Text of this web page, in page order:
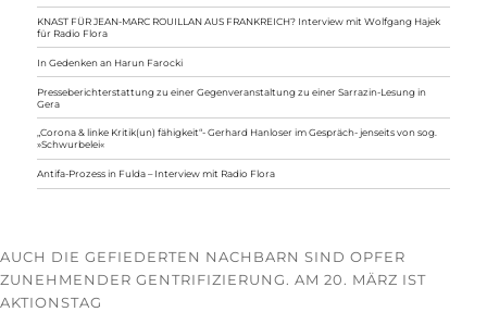
KNAST FÜR JEAN-MARC ROUILLAN AUS FRANKREICH? Interview mit Wolfgang Hajek
für Radio Flora
In Gedenken an Harun Farocki
Presseberichterstattung zu einer Gegenveranstaltung zu einer Sarrazin-Lesung in
Gera
„Corona & linke Kritik(un) fähigkeit“- Gerhard Hanloser im Gespräch- jenseits von sog.
»Schwurbelei«
Antifa-Prozess in Fulda – Interview mit Radio Flora
AUCH DIE GEFIEDERTEN NACHBARN SIND OPFER
ZUNEHMENDER GENTRIFIZIERUNG. AM 20. MÄRZ IST
AKTIONSTAG